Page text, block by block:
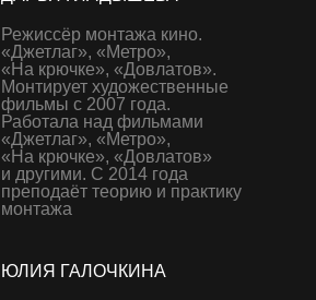
Режиссёр монтажа кино.
«Джетлаг», «Метро»,
«На крючке», «Довлатов».
Монтирует художественные
фильмы с 2007 года.
Работала над фильмами
«Джетлаг», «Метро»,
«На крючке», «Довлатов»
и другими. С 2014 года
преподаёт теорию и практику
монтажа
ЮЛИЯ ГАЛОЧКИНА